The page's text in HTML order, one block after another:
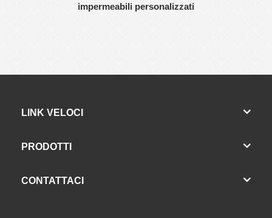
impermeabili personalizzati
LINK VELOCI
PRODOTTI
CONTATTACI